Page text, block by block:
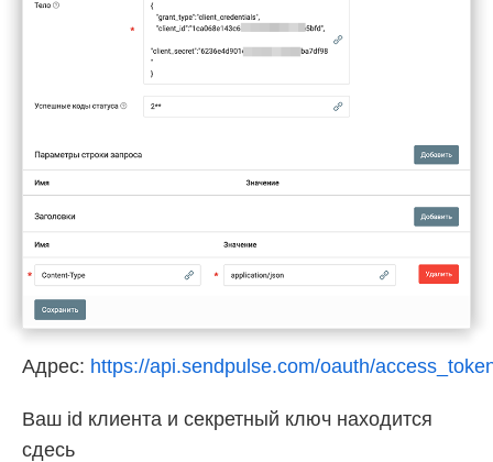
Адрес: https://api.sendpulse.com/oauth/
Ваш id клиента и секретный ключ находится
сдесь